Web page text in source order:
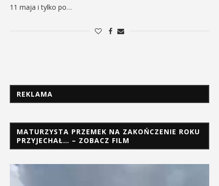
11 maja i tylko po…
REKLAMA
MATURZYSTA PRZEMEK NA ZAKOŃCZENIE ROKU
PRZYJECHAŁ… – ZOBACZ FILM
Odtwarzacz